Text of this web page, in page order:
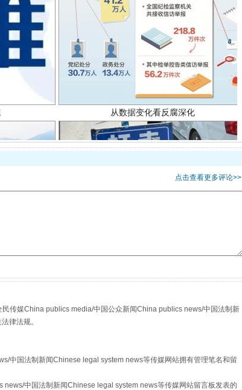
从数据变化看反腐深化
助 “后车司机肯定在骂我”
点击查看更多评论>>
传媒China publics media/中国公众新闻China publics news/中国法制新
律法规。
中国法制新闻Chinese legal system news等传媒网站拥有管理笔名和留
中国法制新闻Chinese legal system news等传媒网站留言板发表的